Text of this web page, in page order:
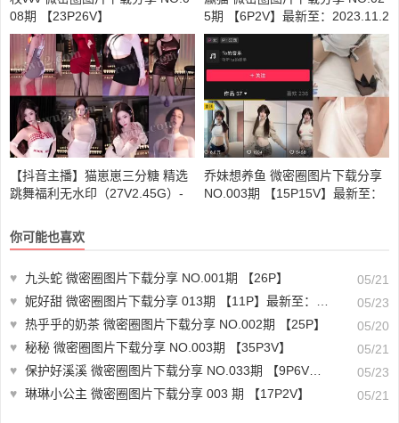
08期 【23P26V】
5期 【6P2V】最新至：2023.11.2
3
【抖音主播】猫崽崽三分糖 精选
跳舞福利无水印（27V2.45G）-
乔妹想养鱼 微密圈图片下载分享
NO.003期 【15P15V】最新至：
你可能也喜欢
♥ 九头蛇 微密圈图片下载分享 NO.001期 【26P】
05/21
♥ 妮好甜 微密圈图片下载分享 013期 【11P】最新至：2024.3.30
05/23
♥ 热乎乎的奶茶 微密圈图片下载分享 NO.002期 【25P】
05/20
♥ 秘秘 微密圈图片下载分享 NO.003期 【35P3V】
05/21
♥ 保护好溪溪 微密圈图片下载分享 NO.033期 【9P6V】最新至：2023.12.09
05/23
♥ 琳琳小公主 微密圈图片下载分享 003 期 【17P2V】 05/21